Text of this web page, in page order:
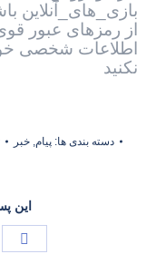
بازی_های_آنلاین
از رمزهای عبور
اطلاعات شخصی خود
نکنید
دسته بندی ها: پیام, خبر
این